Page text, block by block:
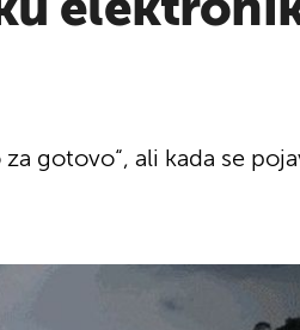
gotovo“, ali kada se